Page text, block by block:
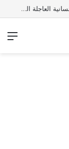
رابط تقديم شكوى للحصول على المساعدات الإنسانية العاجلة المجلس النرويجي للاجئين